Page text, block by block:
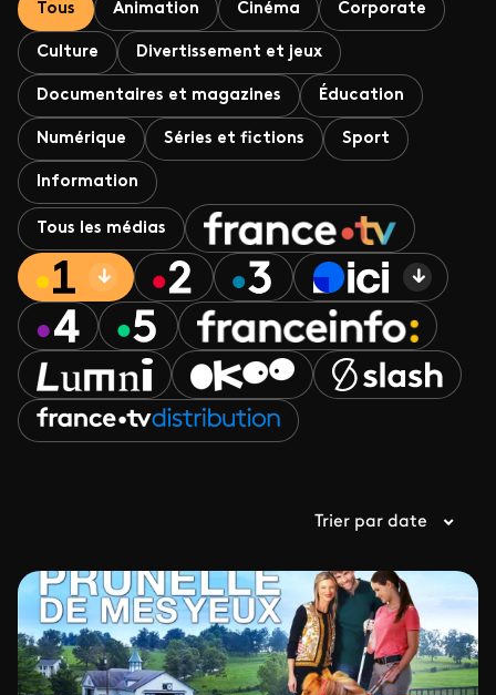
Tous Animation Cinéma Corporate
Culture Divertissement et jeux
Documentaires et magazines Éducation
Numérique Séries et fictions Sport
Information
Tous les médias
Trier par date